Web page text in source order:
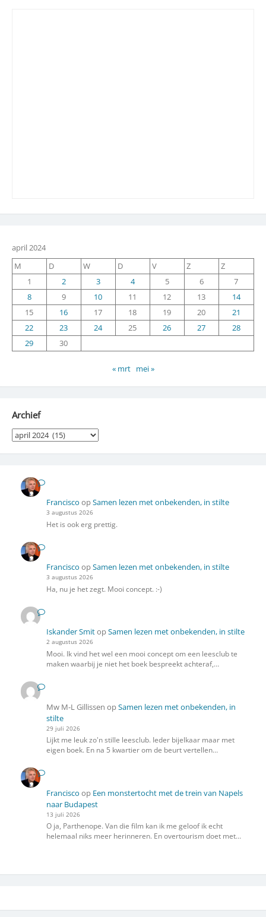
april 2024
M
D W D V Z
Z
1
2 3 4 5 6
7
8
9 10 11 12 13
14
15
16 17 18 19 20
21
22
23 24 25 26 27
28
29
30
« mrt mei »
Archief
Archief
Francisco opSamen lezen met onbekenden, in stilte
3 augustus 2026
Het is ook erg prettig.
Francisco opSamen lezen met onbekenden, in stilte
3 augustus 2026
Ha, nu je het zegt. Mooi concept. :-)
Iskander SmitopSamen lezen met onbekenden, in stilte
2 augustus 2026
Mooi. Ik vind het wel een mooi concept om een leesclub te
maken waarbij je niet het boek bespreekt achteraf,…
Mw M-L Gillissen opSamen lezen met onbekenden, in
stilte
29 juli 2026
Lijkt me leuk zo'n stille leesclub. Ieder bijelkaar maar met
eigen boek. En na 5 kwartier om de beurt vertellen…
Francisco op Een monstertocht met de trein van Napels
naar Budapest
13 juli 2026
O ja, Parthenope. Van die film kan ik me geloof ik echt
helemaal niks meer herinneren. En overtourism doet met…